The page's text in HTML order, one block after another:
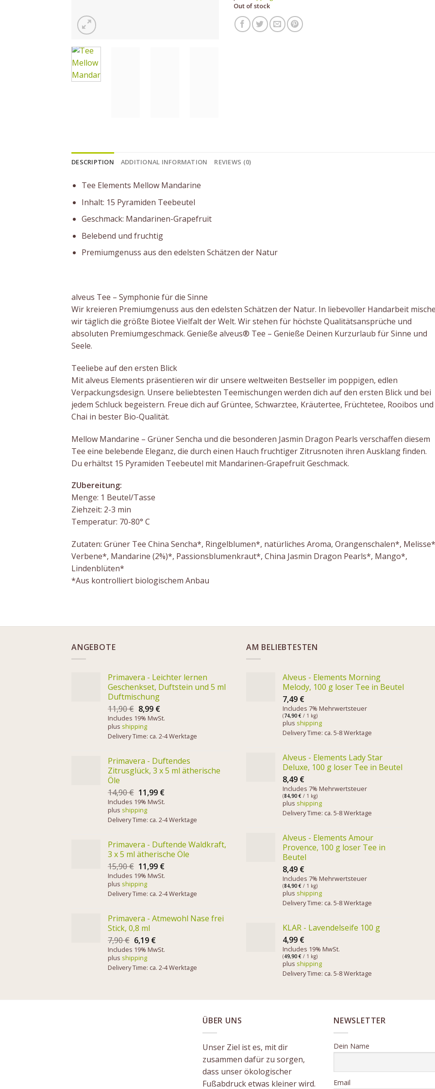
Out of stock
DESCRIPTION ADDITIONAL INFORMATION REVIEWS (0)
Tee Elements Mellow Mandarine
Inhalt: 15 Pyramiden Teebeutel
Geschmack: Mandarinen-Grapefruit
Belebend und fruchtig
Premiumgenuss aus den edelsten Schätzen der Natur
alveus Tee – Symphonie für die Sinne
Wir kreieren Premiumgenuss aus den edelsten Schätzen der Natur. In liebevoller Handarbeit
wir täglich die größte Biotee Vielfalt der Welt. Wir stehen für höchste Qualitätsansprüche und
absoluten Premiumgeschmack. Genieße alveus® Tee – Genieße Deinen Kurzurlaub für Sinne und
Seele.
Teeliebe auf den ersten Blick
Mit alveus Elements präsentieren wir dir unsere weltweiten Bestseller im poppigen, edlen
Verpackungsdesign. Unsere beliebtesten Teemischungen werden dich auf den ersten Blick und bei
jedem Schluck begeistern. Freue dich auf Grüntee, Schwarztee, Kräutertee, Früchtetee, Rooibos und
Chai in bester Bio-Qualität.
Mellow Mandarine – Grüner Sencha und die besonderen Jasmin Dragon Pearls verschaffen diesem
Tee eine belebende Eleganz, die durch einen Hauch fruchtiger Zitrusnoten ihren Ausklang finden.
Du erhältst 15 Pyramiden Teebeutel mit Mandarinen-Grapefruit Geschmack.
ZUbereitung:
Menge: 1 Beutel/Tasse
Ziehzeit: 2-3 min
Temperatur: 70-80° C
Zutaten: Grüner Tee China Sencha*, Ringelblumen*, natürliches Aroma, Orangenschalen*,
Verbene*, Mandarine (2%)*, Passionsblumenkraut*, China Jasmin Dragon Pearls*, Mango*,
Lindenblüten*
*Aus kontrolliert biologischem Anbau
ANGEBOTE
Primavera - Leichter lernen
Geschenkset, Duftstein und 5 ml
Duftmischung
11,90€ 8,99 €
Includes 19% MwSt.
plus shipping
Delivery Time: ca. 2-4 Werktage
Primavera - Duftendes
Zitrusglück, 3 x 5 ml ätherische
Öle
14,90€ 11,99 €
Includes 19% MwSt.
plus shipping
Delivery Time: ca. 2-4 Werktage
Primavera - Duftende Waldkraft,
3 x 5 ml ätherische Öle
15,90€ 11,99 €
Includes 19% MwSt.
plus shipping
Delivery Time: ca. 2-4 Werktage
Primavera - Atmewohl Nase frei
Stick, 0,8 ml
7,90€ 6,19 €
Includes 19% MwSt.
plus shipping
Delivery Time: ca. 2-4 Werktage
AM BELIEBTESTEN
Alveus - Elements Morning
Melody, 100 g loser Tee in Beutel
7,49 €
Includes 7% Mehrwertsteuer
(74,90 € / 1 kg)
plus shipping
Delivery Time: ca. 5-8 Werktage
Alveus - Elements Lady Star
Deluxe, 100 g loser Tee in Beutel
8,49 €
Includes 7% Mehrwertsteuer
(84,90 € / 1 kg)
plus shipping
Delivery Time: ca. 5-8 Werktage
Alveus - Elements Amour
Provence, 100 g loser Tee in
Beutel
8,49 €
Includes 7% Mehrwertsteuer
(84,90 € / 1 kg)
plus shipping
Delivery Time: ca. 5-8 Werktage
KLAR - Lavendelseife 100 g
4,99 €
Includes 19% MwSt.
(49,90 € / 1 kg)
plus shipping
Delivery Time: ca. 5-8 Werktage
ÜBER UNS
Unser Ziel ist es, mit dir
zusammen dafür zu sorgen,
dass unser ökologischer
Fußabdruck etwas kleiner wird.
NEWSLETTER
Dein Name
Email